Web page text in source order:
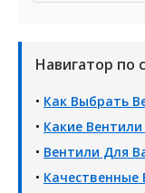
Навигатор по
• Как Выбрать
• Какие
• Вентили Для
• Качественные